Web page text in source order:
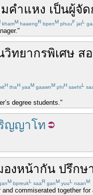
คำแหง เป็นผู้จัด
khamM haaengR bpenM phuuF jatL
วิทยากรพิเศษ ส
H thaH yaaM gaawnM phiH saehtL
degree students."
ญญาโท
งหน้ากัน ปรึกษ
M bpreukL saaR ganM yuuL naanM
commiserated together for